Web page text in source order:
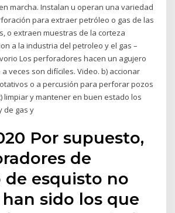
marcha. Instalan u operan una variedad
para extraer petróleo o gas de las
o extraen muestras de la corteza
a la industria del petroleo y el gas –
Los perforadores hacen un agujero
veces son difíciles. Video. b) accionar
o a percusión para perforar pozos
limpiar y mantener en buen estado los
de gas y
Por supuesto,
de
de esquisto no
sido los que